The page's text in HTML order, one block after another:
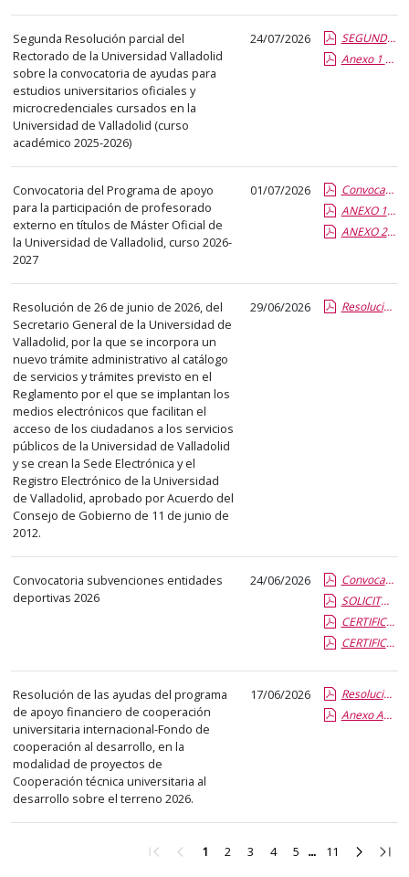
el
enlace
que
abre
un
PDF
con
el
detalle
del
anuncio
completo.
Segunda Resolución parcial del
Rectorado de la Universidad Valladolid
sobre la convocatoria de ayudas para
estudios universitarios oficiales y
microcredenciales cursados en la
Universidad de Valladolid (curso
académico 2025-2026)
24/07/2026
SEGUNDA RESOLUCIÓN PARCIAL AYUDAS ESTUDIOS 2025-2026.pdf.pdf
Anexo 1 Ayudas estudios UVa 2025-2026 concedidas.pdf.pdf
Convocatoria del Programa de apoyo
para la participación de profesorado
externo en títulos de Máster Oficial de
la Universidad de Valladolid, curso 2026-
2027
01/07/2026
Convocatoria 26-27 Programa apoyo máster.pdf.pdf
ANEXO 1 convocatoria 2026-2027.pdf.pdf
ANEXO 2 Memoria económica 2026-2027.pdf.pdf
Resolución de 26 de junio de 2026, del
Secretario General de la Universidad de
Valladolid, por la que se incorpora un
nuevo trámite administrativo al catálogo
de servicios y trámites previsto en el
Reglamento por el que se implantan los
medios electrónicos que facilitan el
acceso de los ciudadanos a los servicios
públicos de la Universidad de Valladolid
y se crean la Sede Electrónica y el
Registro Electrónico de la Universidad
de Valladolid, aprobado por Acuerdo del
Consejo de Gobierno de 11 de junio de
2012.
29/06/2026 Resolución certificado encuesta docente.pdf.pdf
Convocatoria subvenciones entidades
deportivas 2026
24/06/2026
Convocatoria Subvenciones a Entidades Deportivas 2026.pdf.pdf
SOLICITUD SUBVENCION.pdf.pdf
CERTIFICADO FEDERATIVO EQUIPOS.pdf.pdf
CERTIFICADO FEDERATIVO JUGADORES UVA.pdf.pdf
Resolución de las ayudas del programa
de apoyo financiero de cooperación
universitaria internacional-Fondo de
cooperación al desarrollo, en la
modalidad de proyectos de
Cooperación técnica universitaria al
desarrollo sobre el terreno 2026.
17/06/2026
Resolucion cooperacion tecnica ONGD 2026.report.pdf.pdf
Anexo Aceptacion_ONGD 2026.pdf.pdf
Ir
Ir
1 2Ir
3 4Ir
5 11
Ir
Ir